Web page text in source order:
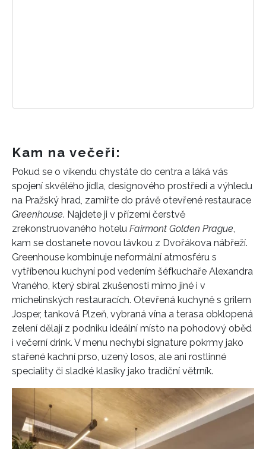
INFORMACE
REDAKCE
Kam na večeři:
Pokud se o víkendu chystáte do centra a láká vás
spojení skvělého jídla, designového prostředí a výhledu
na Pražský hrad, zamiřte do právě otevřené restaurace
Greenhouse. Najdete ji v přízemí čerstvě
zrekonstruovaného hotelu Fairmont Golden Prague,
kam se dostanete novou lávkou z Dvořákova nábřeží.
Greenhouse kombinuje neformální atmosféru s
vytříbenou kuchyní pod vedením šéfkuchaře Alexandra
Vraného, který sbíral zkušenosti mimo jiné i v
michelinských restauracích. Otevřená kuchyně s grilem
Josper, tanková Plzeň, vybraná vína a terasa obklopená
zelení dělají z podniku ideální místo na pohodový oběd
i večerní drink. V menu nechybí signature pokrmy jako
stařené kachní prso, uzený losos, ale ani rostlinné
speciality či sladké klasiky jako tradiční větrník.